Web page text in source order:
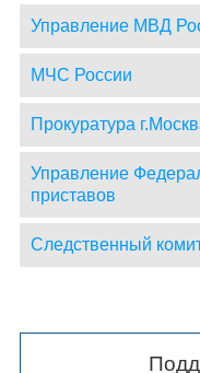
Управление МВД
МЧС России
Прокуратура
Управление
приставов
Следственный